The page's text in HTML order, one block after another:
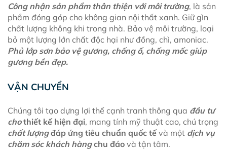
Công nhận sản phẩm thân thiện với môi trường, là sản
phẩm đóng góp cho không gian nội thất xanh. Giữ gìn
chất lượng không khi trong nhà. Bảo vệ môi trường, loại
bỏ một lượng lớn chất độc hại như đồng, chì, amoniac.
Phủ lớp sơn bảo vệ gương, chống ố, chống mốc giúp
gương bền đẹp.
VẬN CHUYỂN
Chúng tôi tạo dựng lợi thế cạnh tranh thông qua đầu tư
chothiết kế hiện đại, mang tính mỹ thuật cao, chú trọng
chất lượngđáp ứng tiêu chuẩn quốc tế và một dịch vụ
chăm sóc khách hàngchu đáo và tận tâm.